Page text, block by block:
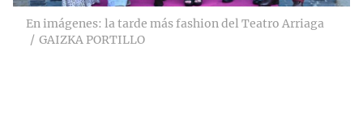
En imágenes: la tarde más fashion del Teatro Arriaga
GAIZKA PORTILLO